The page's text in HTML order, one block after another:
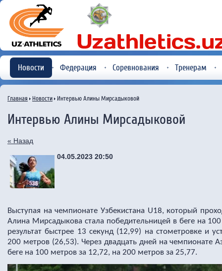
Новости Федерация Соревнования Тренерам
Главная Новости Интервью Алины Мирсадыковой
Интервью Алины Мирсадыковой
« Назад
04.05.2023 20:50
Выступая на чемпионате Узбекистана U18, который
Алина Мирсадыкова стала победительницей в беге на
результат быстрее 13 секунд (12,99) на стометровке и
200 метров (26,53). Через двадцать дней на чемпионате
беге на 100 метров за 12,72, на 200 метров за 25,77.